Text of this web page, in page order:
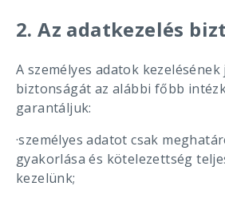
2. Az adatkezelés
A személyes adatok
biztonságát az alábbi főbb
garantáljuk:
·személyes adatot csak
gyakorlása és kötelezettség
kezelünk;